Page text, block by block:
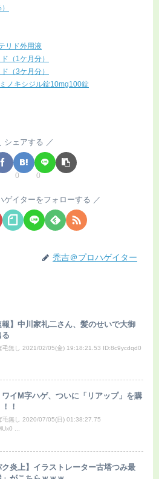
リド外用液
（1ケ月分）
（3ケ月分）
ノキシジル錠10mg100錠
シェアする
0 0
ゲイターをフォローする
禿吉＠プロハゲイター
報】中川家礼二さん、髪のせいで大御
る
毛無し 2021/02/05(金) 19:18:21.53 ID:8c9ycdqd0
ワイM字ハゲ、ついに「リアップ」を購
！
毛無し 2020/07/05(日) 01:38:27.75
...
ク炎上】イラストレーター古塔つみ最